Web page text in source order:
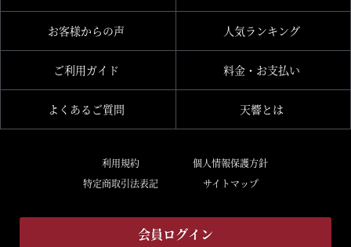
お客様からの声 人気ランキング
ご利用ガイド 料金・お支払い
よくあるご質問 天響とは
利用規約
特定商取引法表記
個人情報保護方針
サイトマップ
会員ログイン